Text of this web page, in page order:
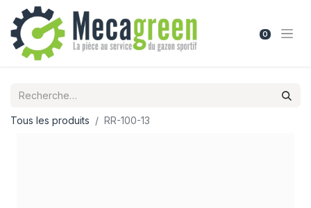
0
Tous les produits RR-100-13